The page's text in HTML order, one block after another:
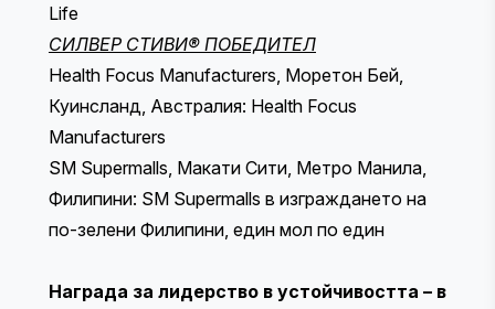
Life
СИЛВЕР СТИВИ® ПОБЕДИТЕЛ
Health Focus Manufacturers, Моретон Бей,
Куинсланд, Австралия: Health Focus
Manufacturers
SM Supermalls, Макати Сити, Метро Манила,
Филипини: SM Supermalls в изграждането на
по-зелени Филипини, един мол по един
Награда за лидерство в устойчивостта – в